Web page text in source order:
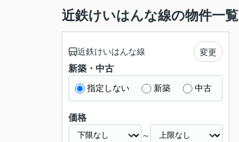
近鉄けいはんな線の物件一覧
近鉄けいはんな線 変更
新築・中古
指定しない 新築 中古
価格
～